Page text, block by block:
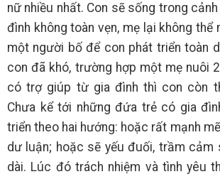
nữ nhiều nhất. Con sẽ sống trong
đình không toàn vẹn, mẹ lại không thể
một người bố để con phát triển toàn
con đã khó, trường hợp một mẹ nuôi
có trợ giúp từ gia đình thì con còn
Chưa kể tới những đứa trẻ có gia
triển theo hai hướng: hoặc rất mạnh
dư luận; hoặc sẽ yếu đuối, trầm
dài. Lúc đó trách nhiệm và tình yêu